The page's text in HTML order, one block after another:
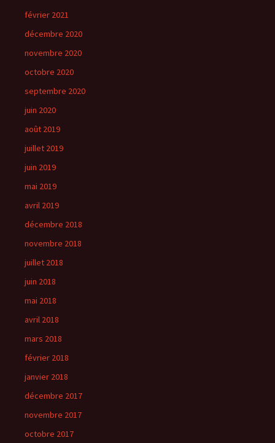
février 2021
décembre 2020
novembre 2020
octobre 2020
septembre 2020
juin 2020
août 2019
juillet 2019
juin 2019
mai 2019
avril 2019
décembre 2018
novembre 2018
juillet 2018
juin 2018
mai 2018
avril 2018
mars 2018
février 2018
janvier 2018
décembre 2017
novembre 2017
octobre 2017